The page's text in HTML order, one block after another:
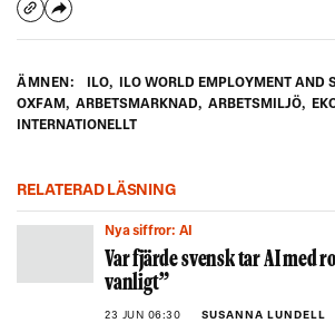
ÄMNEN: ILO, ILO WORLD EMPLOYMENT AND
OXFAM, ARBETSMARKNAD, ARBETSMILJÖ,
INTERNATIONELLT
RELATERAD LÄSNING
Nya siffror: AI
Var fjärde svensk tar AI med
vanligt”
23 JUN 06:30 SUSANNA LUNDELL